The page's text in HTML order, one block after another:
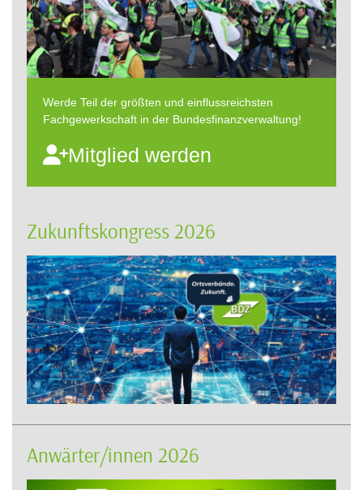
Werde Teil der größten und einflussreichsten
Fachgewerkschaft in der Bundesfinanzverwaltung!
Mitglied werden
Zukunftskongress 2026
Anwärter/innen 2026